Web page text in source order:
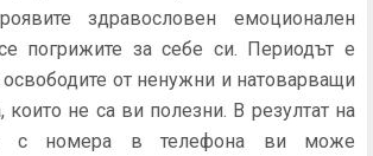
здравословен емоционален
погрижите за себе си. Периодът е
от ненужни и натоварващи
които не са ви полезни. В резултат на
с номера в телефона ви може